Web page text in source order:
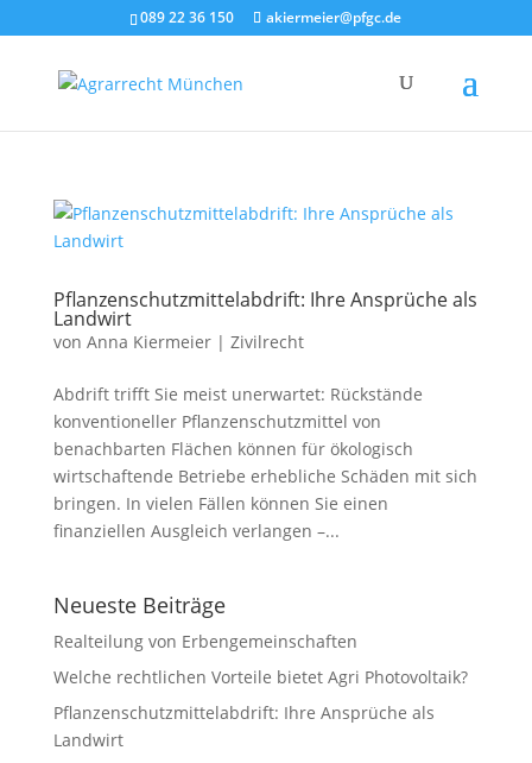
089 22 36 150 akiermeier@pfgc.de
Pflanzenschutzmittelabdrift: Ihre Ansprüche als
Landwirt
von Anna Kiermeier| Zivilrecht
Abdrift trifft Sie meist unerwartet: Rückstände
konventioneller Pflanzenschutzmittel von
benachbarten Flächen können für ökologisch
wirtschaftende Betriebe erhebliche Schäden mit sich
bringen. In vielen Fällen können Sie einen
finanziellen Ausgleich verlangen –...
Neueste Beiträge
Realteilung von Erbengemeinschaften
Welche rechtlichen Vorteile bietet Agri Photovoltaik?
Pflanzenschutzmittelabdrift: Ihre Ansprüche als
Landwirt